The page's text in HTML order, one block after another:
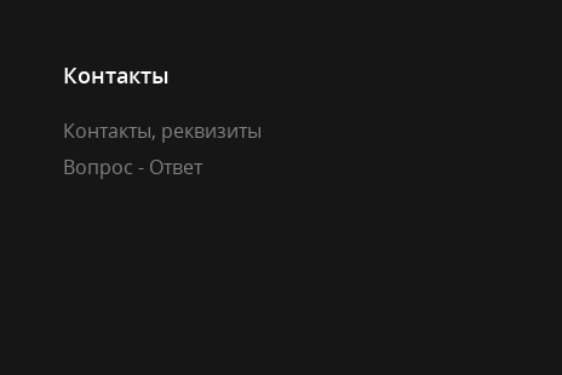
Контакты
Контакты, реквизиты
Вопрос - Ответ